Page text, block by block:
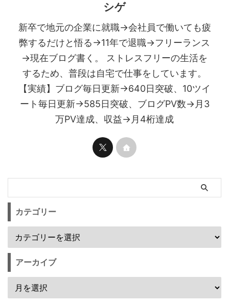
シゲ
新卒で地元の企業に就職→会社員で働いても疲
弊するだけと悟る→11年で退職→フリーランス
→現在ブログ書く。 ストレスフリーの生活を
するため、普段は自宅で仕事をしています。
【実績】ブログ毎日更新→640日突破、10ツイ
ート毎日更新→585日突破、ブログPV数→月3
万PV達成、収益→月4桁達成
カテゴリー
アーカイブ